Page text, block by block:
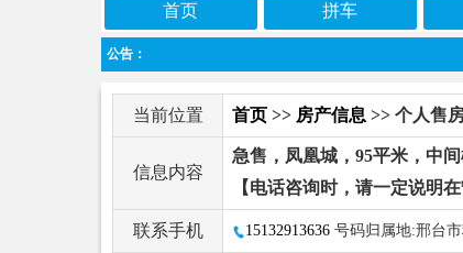
首页 拼车
公告：
当前位置 首页 >> 房产信息 >> 个人售
信息内容
急售，凤凰城，95平米，中
【电话咨询时，请一定说明
联系手机 15132913636 号码归属地:邢台